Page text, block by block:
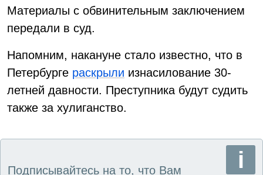
Материалы с обвинительным заключением
передали в суд.
Напомним, накануне стало известно, что в
Петербурге раскрыли изнасилование 30-
летней давности. Преступника будут судить
также за хулиганство.
Подписывайтесь на то, что Вам